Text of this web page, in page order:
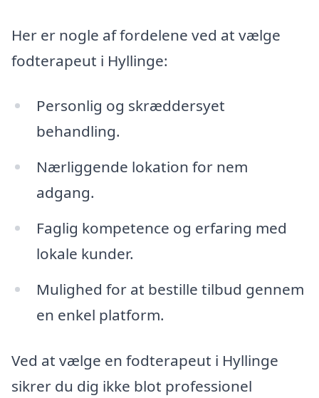
Her er nogle af fordelene ved at vælge
fodterapeut i Hyllinge:
Personlig og skræddersyet
behandling.
Nærliggende lokation for nem
adgang.
Faglig kompetence og erfaring med
lokale kunder.
Mulighed for at bestille tilbud gennem
en enkel platform.
Ved at vælge en fodterapeut i Hyllinge
sikrer du dig ikke blot professionel